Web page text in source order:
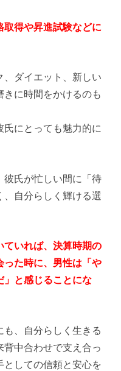
取得や昇進試験などに
、ダイエット、新しい
に時間をかけるのも
にとっても魅力的に
彼氏が忙しい間に「待
、自分らしく輝ける選
ていれば、決算時期の
った時に、男性は「や
」と感じることにな
も、自分らしく生きる
中合わせで支え合っ
としての信頼と安心を